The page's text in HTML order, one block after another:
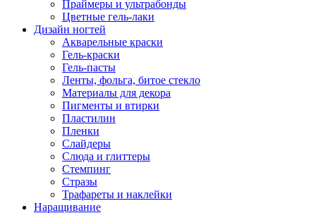
Праймеры и ультрабонды
Цветные гель-лаки
Дизайн ногтей
Акварельные краски
Гель-краски
Гель-пасты
Ленты, фольга, битое стекло
Материалы для декора
Пигменты и втирки
Пластилин
Пленки
Слайдеры
Слюда и глиттеры
Стемпинг
Стразы
Трафареты и наклейки
Наращивание